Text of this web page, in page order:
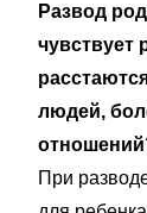
Развод
чувствует
людей,
При